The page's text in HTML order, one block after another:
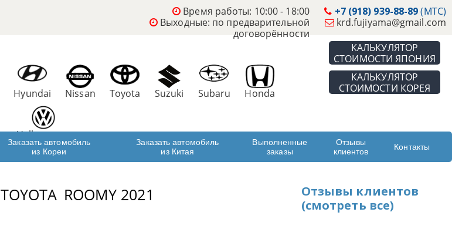
+7 (918) 939-88-89(МТС)
krd.fujiyama@gmail.com
Время работы: 10:00 - 18:00
Выходные: по предварительной
договорённости
КАЛЬКУЛЯТОР
СТОИМОСТИ ЯПОНИЯ
КАЛЬКУЛЯТОР
СТОИМОСТИ КОРЕЯ
Hyundai Nissan Toyota Suzuki Subaru Honda
Volkswagen
Заказать автомобиль
из Кореи
Заказать автомобиль
из Китая
Выполненные
заказы
Отзывы
клиентов
Контакты
TOYOTA ROOMY 2021
Отзывы клиентов
(смотреть все)